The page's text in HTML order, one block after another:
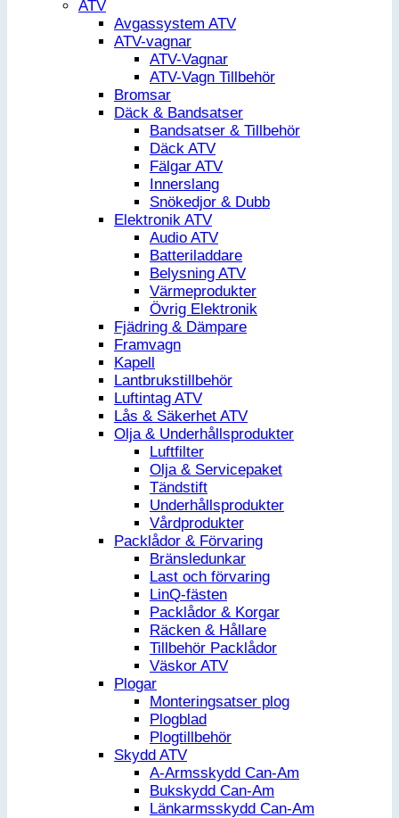
ATV
Avgassystem ATV
ATV-vagnar
ATV-Vagnar
ATV-Vagn Tillbehör
Bromsar
Däck & Bandsatser
Bandsatser & Tillbehör
Däck ATV
Fälgar ATV
Innerslang
Snökedjor & Dubb
Elektronik ATV
Audio ATV
Batteriladdare
Belysning ATV
Värmeprodukter
Övrig Elektronik
Fjädring & Dämpare
Framvagn
Kapell
Lantbrukstillbehör
Luftintag ATV
Lås & Säkerhet ATV
Olja & Underhållsprodukter
Luftfilter
Olja & Servicepaket
Tändstift
Underhållsprodukter
Vårdprodukter
Packlådor & Förvaring
Bränsledunkar
Last och förvaring
LinQ-fästen
Packlådor & Korgar
Räcken & Hållare
Tillbehör Packlådor
Väskor ATV
Plogar
Monteringsatser plog
Plogblad
Plogtillbehör
Skydd ATV
A-Armsskydd Can-Am
Bukskydd Can-Am
Länkarmsskydd Can-Am